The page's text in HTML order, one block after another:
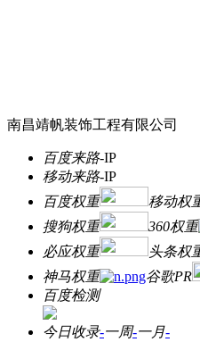
南昌靖帆装饰工程有限公司
百度来路-IP
移动来路-IP
百度权重
移动权
搜狗权重
360权重
必应权重
头条权
神马权重
谷歌PR
百度检测
今日收录-一周-一月-